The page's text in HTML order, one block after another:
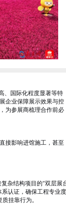
、国际化程度显著等特
企业保障展示效果与控
为参展商梳理合作前必
接影响进馆施工，甚至
杂结构项目的“双层展
认证，确保工程专业
挂靠行为。